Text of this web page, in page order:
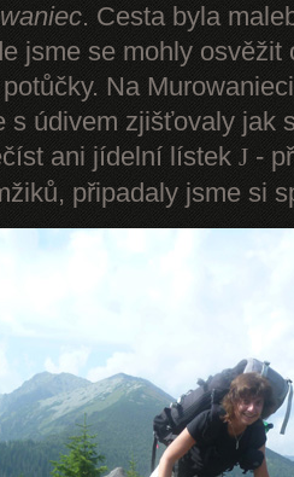
. Cesta byla
jsme se mohly
Na
s údivem zjišťovaly jak
ani jídelní lístek J -
připadaly jsme si